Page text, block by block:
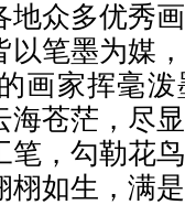
地众多优秀
以笔墨为媒
画家挥毫
海苍茫，尽
笔，勾勒花
栩如生，满